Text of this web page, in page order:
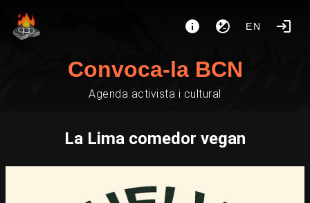
EN
Convoca-la BCN
Agenda activista i cultural
La Lima comedor vegan